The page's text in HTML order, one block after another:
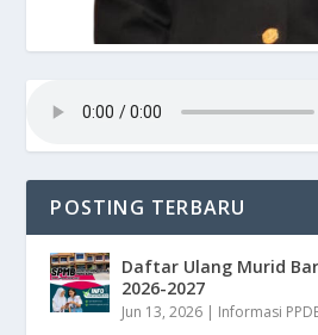
POSTING TERBARU
Daftar Ulang Murid
2026-2027
Jun 13, 2026 Informasi